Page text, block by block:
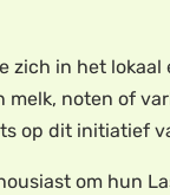
zich in het
melk, noten of
op dit initiatief
om hun